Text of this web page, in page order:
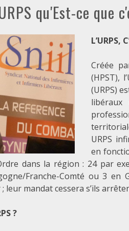
qu'Est-ce que
L’URPS,
Créée
(HPST),
(URPS)
URPS
en
dans la région : 24 par
Franche-Comté ou 3 en
mandat cessera s’ils
?